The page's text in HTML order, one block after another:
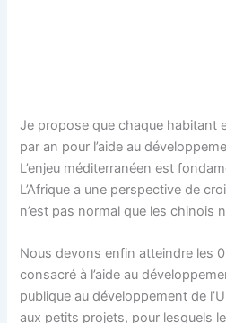
Je propose que chaque habitant
par an pour l’aide au
L’enjeu méditerranéen est
L’Afrique a une perspective de
n’est pas normal que les chinois
Nous devons enfin atteindre les
consacré à l’aide au
publique au développement de
aux petits projets, pour lesquels